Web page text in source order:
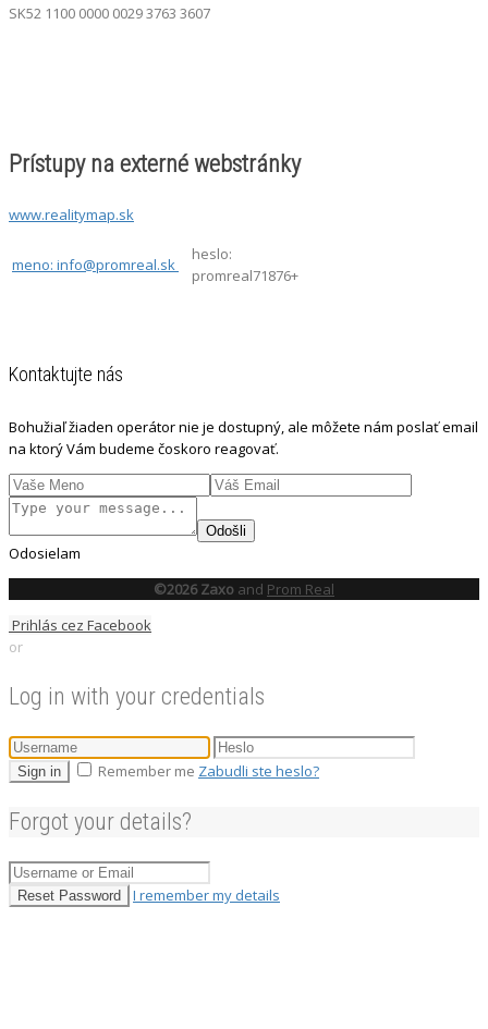
SK52 1100 0000 0029 3763 3607
Prístupy na externé webstránky
www.realitymap.sk
meno: info@promreal.sk
heslo:
promreal71876+
Kontaktujte nás
Bohužiaľ žiaden operátor nie je dostupný, ale môžete nám poslať email
na ktorý Vám budeme čoskoro reagovať.
Odošli
Odosielam
©2026 Zaxo and Prom Real
Prihlás cez Facebook
or
Log in with your credentials
Sign in Remember me Zabudli ste heslo?
Forgot your details?
Reset Password I remember my details